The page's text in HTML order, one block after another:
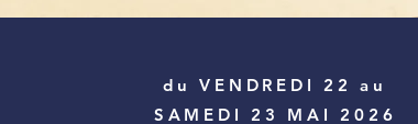
duVENDREDI 22
au
SAMEDI 23
MAI 2026